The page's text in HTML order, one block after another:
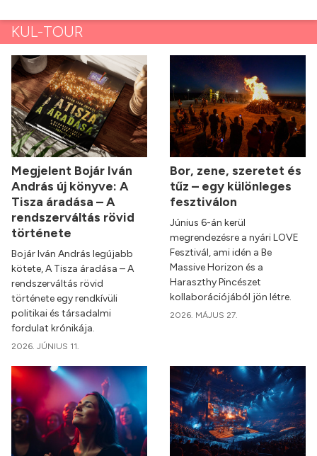
KUL-TOUR
Megjelent Bojár Iván
András új könyve: A
Tisza áradása – A
rendszerváltás rövid
története
Bojár Iván András legújabb
kötete, A Tisza áradása – A
rendszerváltás rövid
története egy rendkívüli
politikai és társadalmi
fordulat krónikája.
2026. JÚNIUS 11.
Bor, zene, szeretet és
tűz – egy különleges
fesztiválon
Június 6-án kerül
megrendezésre a nyári LOVE
Fesztivál, ami idén a Be
Massive Horizon és a
Haraszthy Pincészet
kollaborációjából jön létre.
2026. MÁJUS 27.